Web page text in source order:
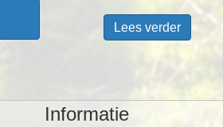
Lees verder
Informatie